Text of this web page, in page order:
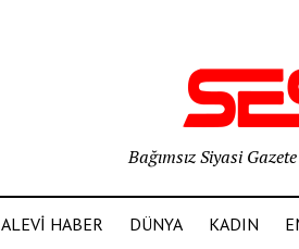
Bağımsız Siyasi
ALEVİ HABER DÜNYA KADIN